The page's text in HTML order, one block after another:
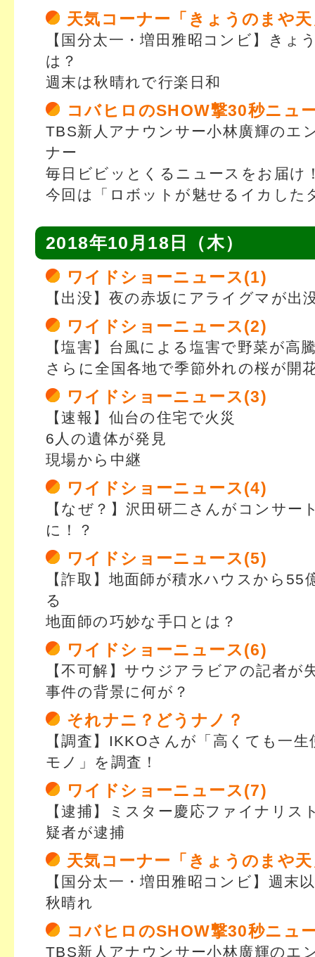
天気コーナー「きょうのまや
【国分太一・増田雅昭コンビ】きょ
は？
週末は秋晴れで行楽日和
コバヒロのSHOW撃30秒ニュ
TBS新人アナウンサー小林廣輝のエ
ナー
毎日ビビッとくるニュースをお届け
今回は「ロボットが魅せるイカした
2018年10月18日（木）
ワイドショーニュース(1)
【出没】夜の赤坂にアライグマが出
ワイドショーニュース(2)
【塩害】台風による塩害で野菜が高
さらに全国各地で季節外れの桜が開
ワイドショーニュース(3)
【速報】仙台の住宅で火災
6人の遺体が発見
現場から中継
ワイドショーニュース(4)
【なぜ？】沢田研二さんがコンサー
に！？
ワイドショーニュース(5)
【詐取】地面師が積水ハウスから55
る
地面師の巧妙な手口とは？
ワイドショーニュース(6)
【不可解】サウジアラビアの記者が
事件の背景に何が？
それナニ？どうナノ？
【調査】IKKOさんが「高くても一
モノ」を調査！
ワイドショーニュース(7)
【逮捕】ミスター慶応ファイナリス
疑者が逮捕
天気コーナー「きょうのまや
【国分太一・増田雅昭コンビ】週末
秋晴れ
コバヒロのSHOW撃30秒ニュ
TBS新人アナウンサー小林廣輝のエ